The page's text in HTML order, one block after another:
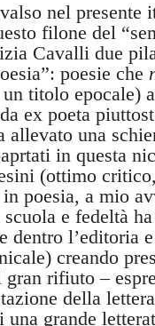
nel presente
filone del
Cavalli due
poesie che
titolo epocale)
ex poeta
allevato una
in questa
(ottimo
poesia, a mio
e fedeltà
dentro l’editoria
creando
rifiuto –
della
una grande